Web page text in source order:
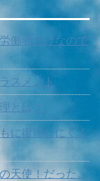
働者だけなので
スメント
とは？
に復帰しにくく
天使！だった。